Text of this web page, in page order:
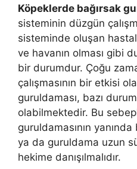
Köpeklerde bağırsak
sisteminin düzgün
sisteminde oluşan
ve havanın olması gibi
bir durumdur. Çoğu
çalışmasının bir etkisi
guruldaması, bazı
olabilmektedir. Bu
guruldamasının
ya da guruldama uzun
hekime danışılmalıdır.